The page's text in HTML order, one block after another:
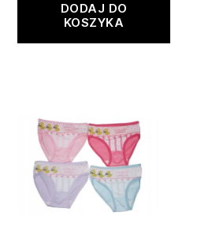
DODAJ DO
KOSZYKA